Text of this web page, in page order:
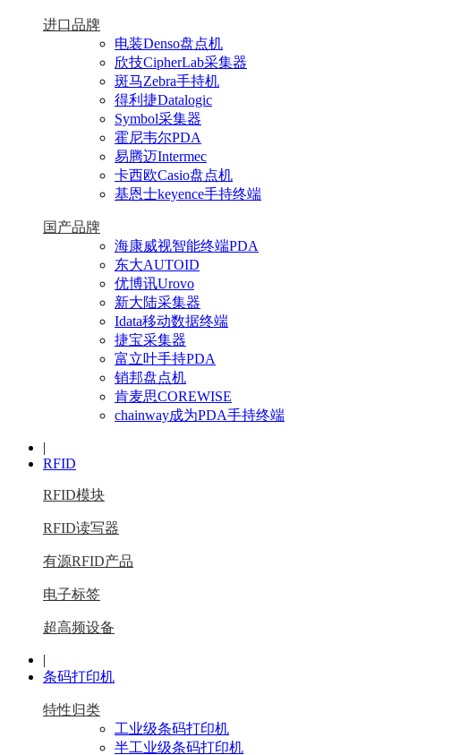
进口品牌
电装Denso盘点机
欣技CipherLab采集器
斑马Zebra手持机
得利捷Datalogic
Symbol采集器
霍尼韦尔PDA
易腾迈Intermec
卡西欧Casio盘点机
基恩士keyence手持终端
国产品牌
海康威视智能终端PDA
东大AUTOID
优博讯Urovo
新大陆采集器
Idata移动数据终端
捷宝采集器
富立叶手持PDA
销邦盘点机
肯麦思COREWISE
chainway成为PDA手持终端
|
RFID
RFID模块
RFID读写器
有源RFID产品
电子标签
超高频设备
|
条码打印机
特性归类
工业级条码打印机
半工业级条码打印机